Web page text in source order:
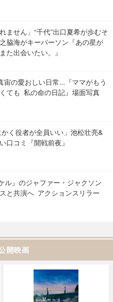
ません」“千代”出口夏希が歩むそ
脇海がキーパーソン『あの星が
た出会いたい。』
宙の愛おしい日常...『ママがもう
ても 私の命の日記』場面写真
く役者が全員いい」池松壮亮&
口コミ『開戦前夜』
ル』のジャファー・ジャクソン
と共演へ アクションスリラー
開映画